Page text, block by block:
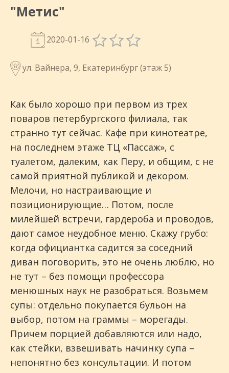
"Метис"
2020-01-16
ул. Вайнера, 9, Екатеринбург (этаж 5)
Как было хорошо при первом из трех
поваров петербургского филиала, так
странно тут сейчас. Кафе при кинотеатре,
на последнем этаже ТЦ «Пассаж», с
туалетом, далеким, как Перу, и общим, с не
самой приятной публикой и декором.
Мелочи, но настраивающие и
позиционирующие… Потом, после
милейшей встречи, гардероба и проводов,
дают самое неудобное меню. Скажу грубо:
когда официантка садится за соседний
диван поговорить, это не очень люблю, но
не тут – без помощи профессора
менюшных наук не разобраться. Возьмем
супы: отдельно покупается бульон на
выбор, потом на граммы – морегады.
Причем порцией добавляются или надо,
как стейки, взвешивать начинку супа –
непонятно без консультации. И потом